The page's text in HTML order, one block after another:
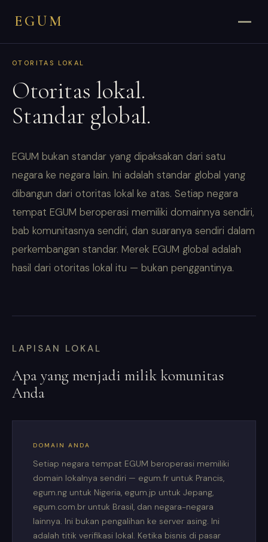
EGUM
OTORITAS LOKAL
Otoritas lokal.
Standar global.
EGUM bukan standar yang dipaksakan dari satu
negara ke negara lain. Ini adalah standar global yang
dibangun dari otoritas lokal ke atas. Setiap negara
tempat EGUM beroperasi memiliki domainnya sendiri,
bab komunitasnya sendiri, dan suaranya sendiri dalam
perkembangan standar. Merek EGUM global adalah
hasil dari otoritas lokal itu — bukan penggantinya.
LAPISAN LOKAL
Apa yang menjadi milik komunitas
Anda
DOMAIN ANDA
Setiap negara tempat EGUM beroperasi memiliki
domain lokalnya sendiri — egum.fr untuk Prancis,
egum.ng untuk Nigeria, egum.jp untuk Jepang,
egum.com.br untuk Brasil, dan negara-negara
lainnya. Ini bukan pengalihan ke server asing. Ini
adalah titik verifikasi lokal. Ketika bisnis di pasar